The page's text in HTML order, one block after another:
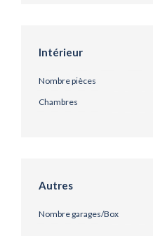
Intérieur
Nombre pièces
Chambres
Autres
Nombre garages/Box